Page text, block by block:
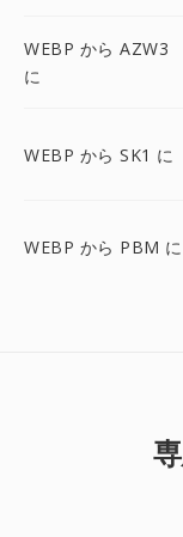
WEBP から AZW3
に
WEBP から SK1 に
WEBP から PBM に